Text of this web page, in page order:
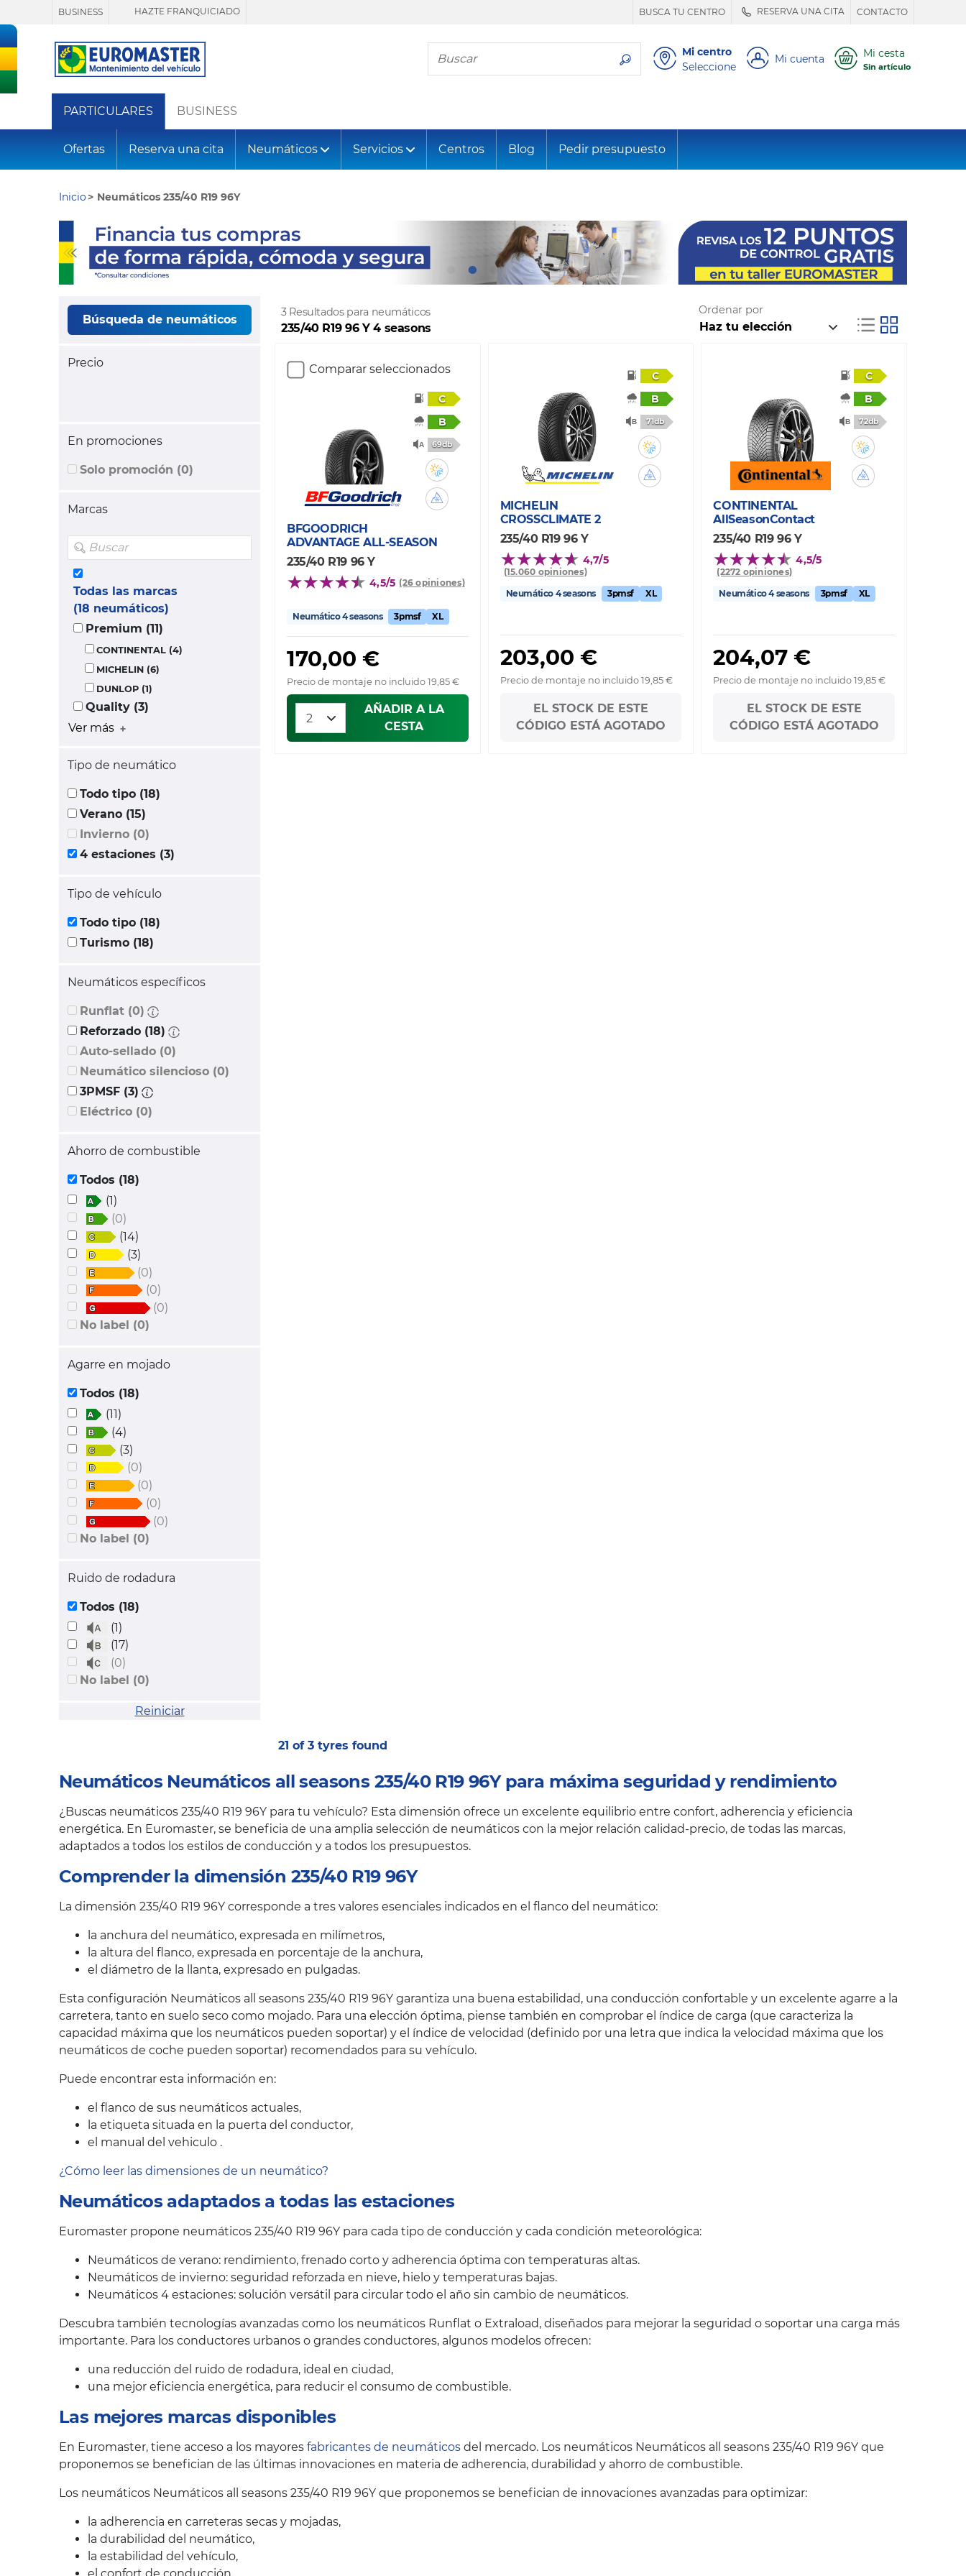
BUSINESS HAZTE FRANQUICIADO BUSCA TU CENTRO RESERVA UNA CITA CONTACTO
Busca tu neumático
Mi centro
Seleccione
Mi cuenta Mi cesta
Sin artículo
PARTICULARES BUSINESS
Ofertas Reserva una cita Neumáticos Servicios Centros Blog Pedir presupuesto
Inicio Neumáticos 235/40 R19 96Y
Búsqueda de neumáticos
Precio
En promociones
Solo promoción (0)
Marcas
Todas las marcas
(18 neumáticos)
Premium (11)
CONTINENTAL (4)
MICHELIN (6)
DUNLOP (1)
Quality (3)
Ver más
Tipo de neumático
Todo tipo (18)
Verano (15)
Invierno (0)
4 estaciones (3)
Tipo de vehículo
Todo tipo (18)
Turismo (18)
Neumáticos específicos
Runflat (0)
Reforzado (18)
Auto-sellado (0)
Neumático silencioso (0)
3PMSF (3)
Eléctrico (0)
Ahorro de combustible
Todos (18)
(1)
(0)
(14)
(3)
(0)
(0)
(0)
No label (0)
Agarre en mojado
Todos (18)
(11)
(4)
(3)
(0)
(0)
(0)
(0)
No label (0)
Ruido de rodadura
Todos (18)
(1)
(17)
(0)
No label (0)
Reiniciar
3 Resultados para neumáticos
235/40 R19 96 Y 4 seasons
Ordenar por
Comparar seleccionados
C
B
69db
BFGOODRICH
ADVANTAGE ALL-SEASON
235/40 R19 96 Y
4,5/5 (26 opiniones)
Neumático 4 seasons 3pmsf XL
170,00 €
Precio de montaje no incluido 19,85 €
AÑADIR A LA
CESTA
C
B
71db
MICHELIN
CROSSCLIMATE 2
235/40 R19 96 Y
4,7/5
(15.060 opiniones)
Neumático 4 seasons
3pmsf XL
203,00 €
Precio de montaje no incluido 19,85 €
EL STOCK DE ESTE
CÓDIGO ESTÁ AGOTADO
C
B
72db
CONTINENTAL
AllSeasonContact
235/40 R19 96 Y
4,5/5
(2272 opiniones)
Neumático 4 seasons
3pmsf XL
204,07 €
Precio de montaje no incluido 19,85 €
EL STOCK DE ESTE
CÓDIGO ESTÁ AGOTADO
21 of 3 tyres found
Neumáticos Neumáticos all seasons 235/40 R19 96Y para máxima seguridad y rendimiento
¿Buscas neumáticos 235/40 R19 96Y para tu vehículo? Esta dimensión ofrece un excelente equilibrio entre confort, adherencia y eficiencia
energética. En Euromaster, se beneficia de una amplia selección de neumáticos con la mejor relación calidad-precio, de todas las marcas,
adaptados a todos los estilos de conducción y a todos los presupuestos.
Comprender la dimensión 235/40 R19 96Y
La dimensión 235/40 R19 96Y corresponde a tres valores esenciales indicados en el flanco del neumático:
la anchura del neumático, expresada en milímetros,
la altura del flanco, expresada en porcentaje de la anchura,
el diámetro de la llanta, expresado en pulgadas.
Esta configuración Neumáticos all seasons 235/40 R19 96Y garantiza una buena estabilidad, una conducción confortable y un excelente agarre a la
carretera, tanto en suelo seco como mojado. Para una elección óptima, piense también en comprobar el índice de carga (que caracteriza la
capacidad máxima que los neumáticos pueden soportar) y el índice de velocidad (definido por una letra que indica la velocidad máxima que los
neumáticos de coche pueden soportar) recomendados para su vehículo.
Puede encontrar esta información en:
el flanco de sus neumáticos actuales,
la etiqueta situada en la puerta del conductor,
el manual del vehiculo .
¿Cómo leer las dimensiones de un neumático?
Neumáticos adaptados a todas las estaciones
Euromaster propone neumáticos 235/40 R19 96Y para cada tipo de conducción y cada condición meteorológica:
Neumáticos de verano: rendimiento, frenado corto y adherencia óptima con temperaturas altas.
Neumáticos de invierno: seguridad reforzada en nieve, hielo y temperaturas bajas.
Neumáticos 4 estaciones: solución versátil para circular todo el año sin cambio de neumáticos.
Descubra también tecnologías avanzadas como los neumáticos Runflat o Extraload, diseñados para mejorar la seguridad o soportar una carga más
importante. Para los conductores urbanos o grandes conductores, algunos modelos ofrecen:
una reducción del ruido de rodadura, ideal en ciudad,
una mejor eficiencia energética, para reducir el consumo de combustible.
Las mejores marcas disponibles
En Euromaster, tiene acceso a los mayores fabricantes de neumáticos del mercado. Los neumáticos Neumáticos all seasons 235/40 R19 96Y que
proponemos se benefician de las últimas innovaciones en materia de adherencia, durabilidad y ahorro de combustible.
Los neumáticos Neumáticos all seasons 235/40 R19 96Y que proponemos se benefician de innovaciones avanzadas para optimizar:
la adherencia en carreteras secas y mojadas,
la durabilidad del neumático,
la estabilidad del vehículo,